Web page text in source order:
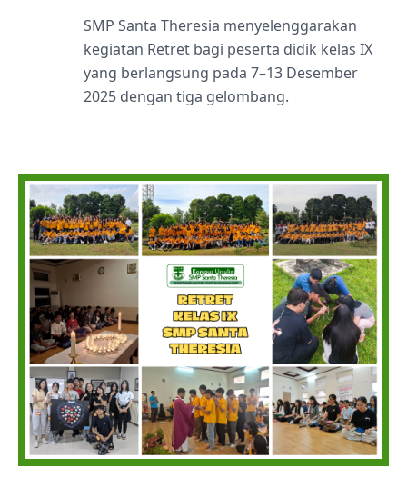
SMP Santa Theresia menyelenggarakan
kegiatan Retret bagi peserta didik kelas IX
yang berlangsung pada 7–13 Desember
2025 dengan tiga gelombang.